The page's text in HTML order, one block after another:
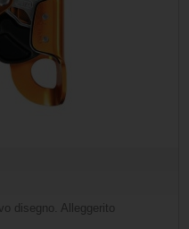
disegno. Alleggerito